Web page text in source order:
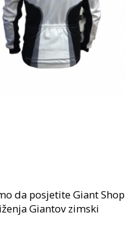
da posjetite Giant Shop
Giantov zimski